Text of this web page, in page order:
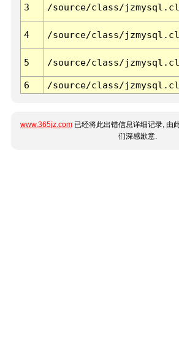
3 /source/class/
4 /source/class/
5 /source/class/
6 /source/class/
www.365jz.com 已经将此出错信息详细记录, 由
们深感歉意.